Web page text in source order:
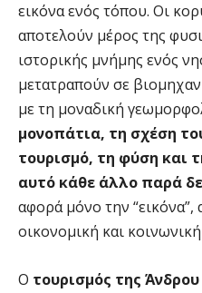
εικόνα ενός τόπου. Οι
αποτελούν μέρος της
ιστορικής μνήμης ενός
μετατραπούν σε
με τη μοναδική
μονοπάτια, τη σχέση
τουρισμό, τη φύση και
αυτό κάθε άλλο παρά
αφορά μόνο την “εικόνα”,
οικονομική και
Ο τουρισμός της